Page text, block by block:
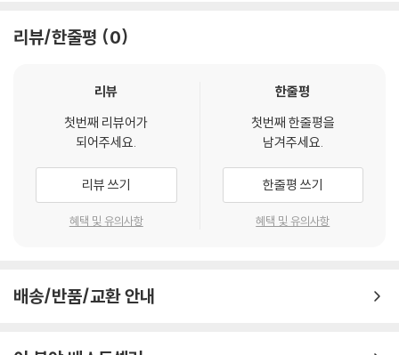
리뷰/한줄평 0
리뷰
첫번째 리뷰어가
되어주세요.
리뷰 쓰기
혜택 및 유의사항
한줄평
첫번째 한줄평을
남겨주세요.
한줄평 쓰기
혜택 및 유의사항
배송/반품/교환 안내